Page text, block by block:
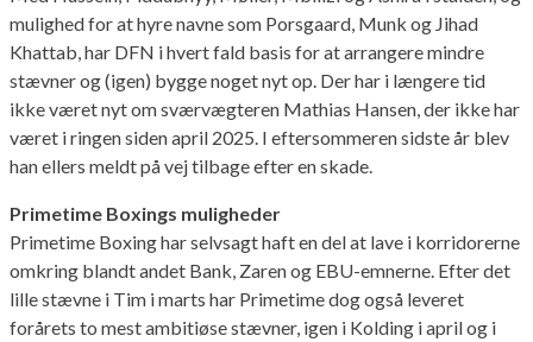
mulighed for at hyre navne som Porsgaard, Munk og Jihad
Khattab, har DFN i hvert fald basis for at arrangere mindre
stævner og (igen) bygge noget nyt op. Der har i længere tid
ikke været nyt om sværvægteren Mathias Hansen, der ikke har
været i ringen siden april 2025. I eftersommeren sidste år blev
han ellers meldt på vej tilbage efter en skade.
Primetime Boxings muligheder
Primetime Boxing har selvsagt haft en del at lave i korridorerne
omkring blandt andet Bank, Zaren og EBU-emnerne. Efter det
lille stævne i Tim i marts har Primetime dog også leveret
forårets to mest ambitiøse stævner, igen i Kolding i april og i